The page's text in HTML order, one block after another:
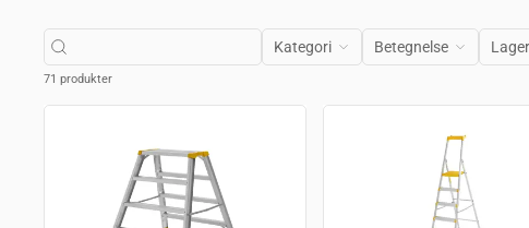
Kategori Betegnelse
71 produkter